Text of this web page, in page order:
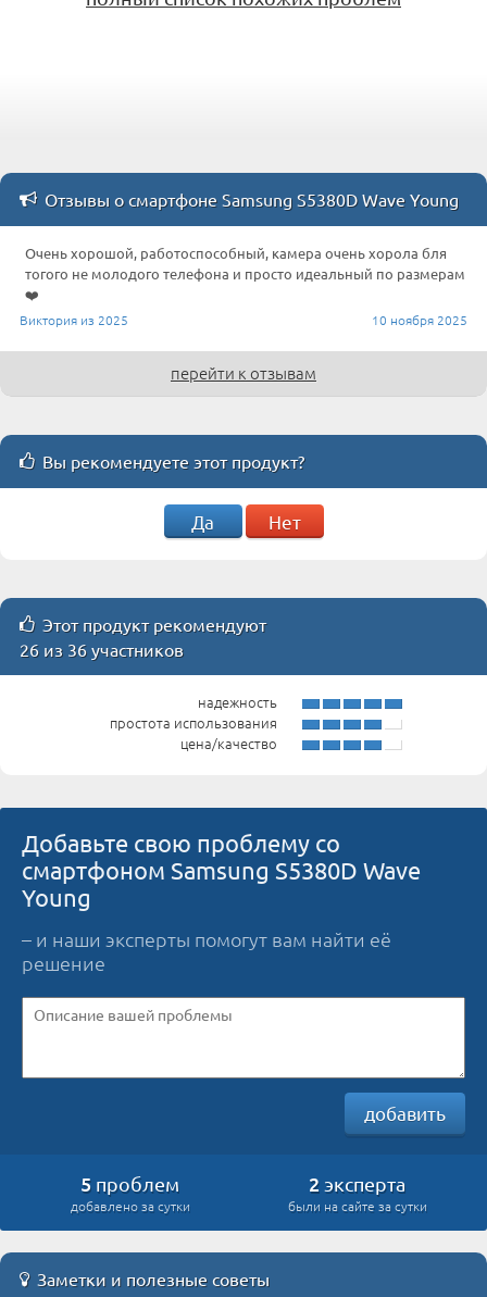
Отзывы о смартфоне Samsung S5380D Wave Young
Очень хорошой, работоспособный, камера очень хорола бля
тогого не молодого телефона и просто идеальный по размерам
❤️
Виктория из 2025 10 ноября 2025
перейти к отзывам
Вы рекомендуете этот продукт?
Да Нет
Этот продукт рекомендуют
26 из 36 участников
надежность
простота использования
цена/качество
Добавьте свою проблему со
смартфоном Samsung S5380D Wave
Young
– и наши эксперты помогут вам найти её
решение
добавить
5 проблем
добавлено за сутки
2 эксперта
были на сайте за сутки
Заметки и полезные советы